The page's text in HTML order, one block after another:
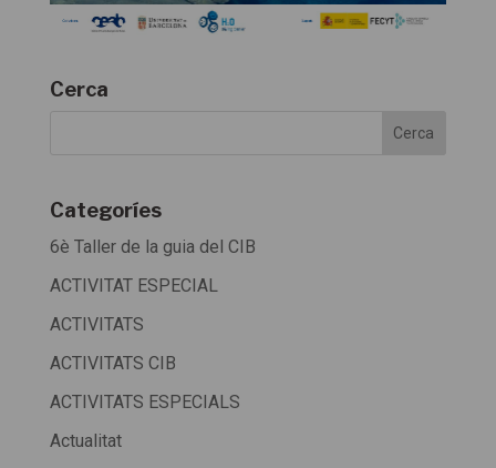
Cerca
Categoríes
6è Taller de la guia del CIB
ACTIVITAT ESPECIAL
ACTIVITATS
ACTIVITATS CIB
ACTIVITATS ESPECIALS
Actualitat